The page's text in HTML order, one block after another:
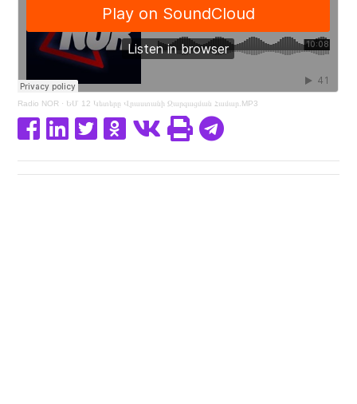
Radio NOR · ԵՄ 12 Կետերը Վրաստանի Զարգացման Համար.MP3